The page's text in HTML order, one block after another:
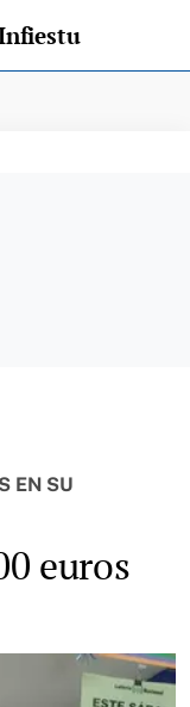
EN SU
euros